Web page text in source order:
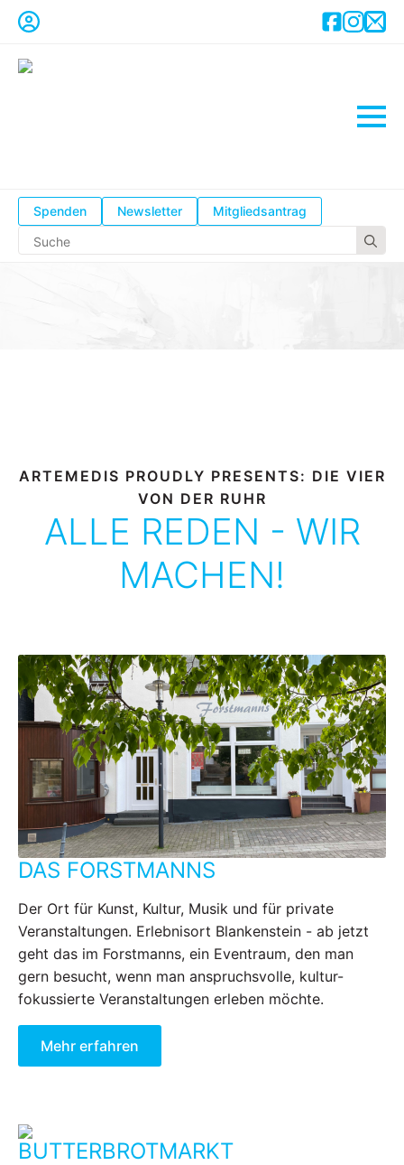
Spenden Newsletter Mitgliedsantrag
ARTEMEDIS PROUDLY PRESENTS: DIE VIER
VON DER RUHR
ALLE REDEN - WIR
MACHEN!
DAS FORSTMANNS
Der Ort für Kunst, Kultur, Musik und für private
Veranstaltungen. Erlebnisort Blankenstein - ab jetzt
geht das im Forstmanns, ein Eventraum, den man
gern besucht, wenn man anspruchsvolle, kultur-
fokussierte Veranstaltungen erleben möchte.
Mehr erfahren
BUTTERBROTMARKT